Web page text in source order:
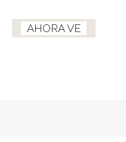
AHORA VE